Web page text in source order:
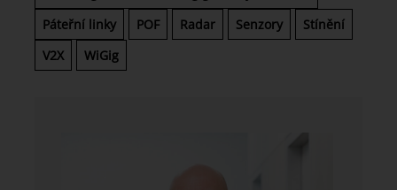
Páteřní linky
POF Radar Senzory
Stínění
V2X
WiGig